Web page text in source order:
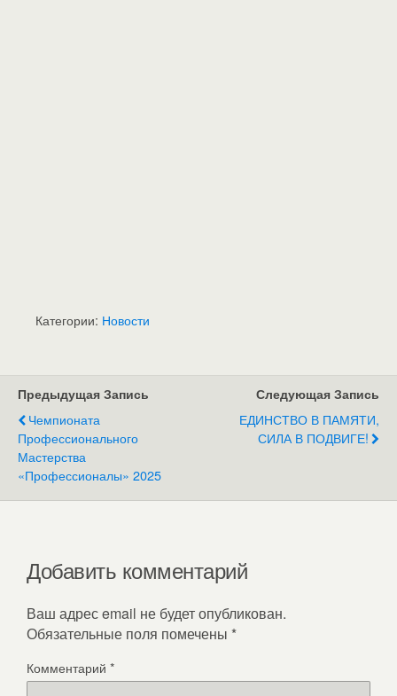
Категории: Новости
Предыдущая Запись
Чемпионата
Профессионального
Мастерства
«Профессионалы» 2025
Следующая Запись
ЕДИНСТВО В ПАМЯТИ,
СИЛА В ПОДВИГЕ!
Добавить комментарий
Ваш адрес email не будет опубликован.
Обязательные поля помечены *
Комментарий *